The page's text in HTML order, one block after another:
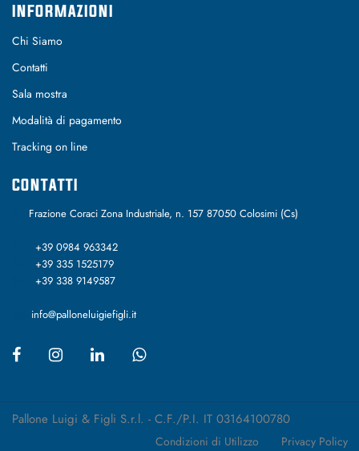
INFORMAZIONI
Chi Siamo
Contatti
Sala mostra
Modalità di pagamento
Tracking on line
CONTATTI
Frazione Coraci Zona Industriale, n. 157 87050 Colosimi (Cs)
+39 0984 963342
+39 335 1525179
+39 338 9149587
info@palloneluigiefigli.it
Pallone Luigi & Figli S.r.l. - C.F./P.I. IT 03164100780
Condizioni di Utilizzo Privacy Policy